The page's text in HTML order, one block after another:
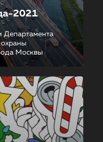
2021
Департамента
Москвы